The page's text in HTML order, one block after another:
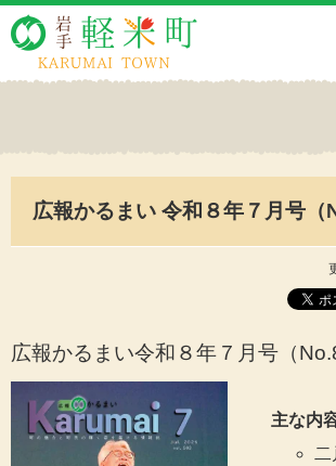
広報かるまい 令和８年７月号（
広報かるまい令和８年７月号（
主な内
二